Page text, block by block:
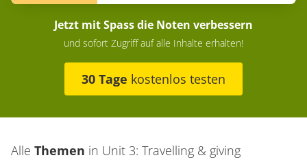
Jetzt mit Spass die Noten verbessern
und sofort Zugriff auf alle Inhalte erhalten!
30 Tage kostenlos testen
Alle Themen in Unit 3: Travelling & giving